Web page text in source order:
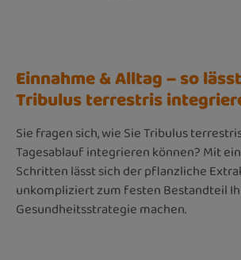
Einnahme & Alltag – so
Tribulus terrestris
Sie fragen sich, wie Sie Tribulus
Tagesablauf integrieren können? Mit
Schritten lässt sich der pflanzliche
unkompliziert zum festen Bestandteil
Gesundheitsstrategie machen.